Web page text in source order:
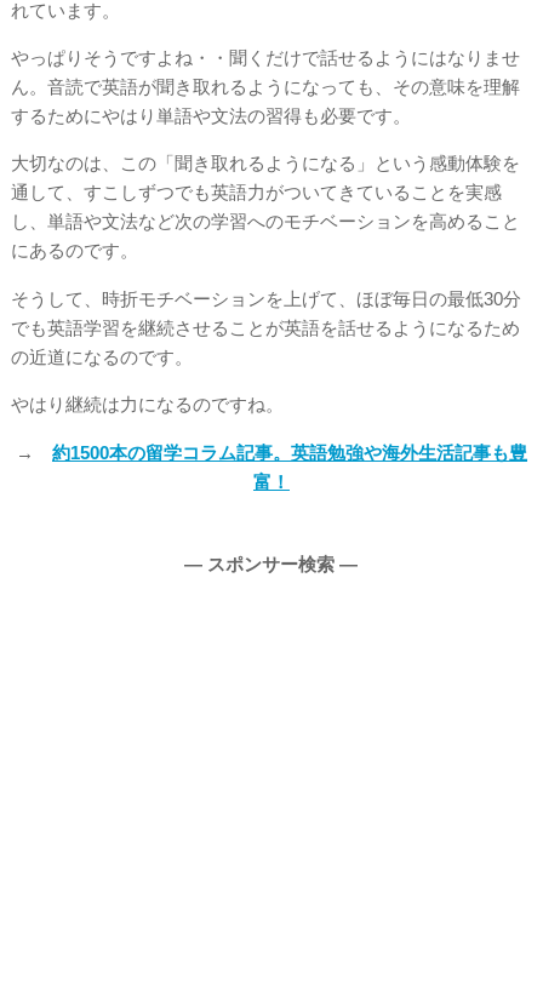
れています。
やっぱりそうですよね・・聞くだけで話せるようにはなりませ
ん。音読で英語が聞き取れるようになっても、その意味を理解
するためにやはり単語や文法の習得も必要です。
大切なのは、この「聞き取れるようになる」という感動体験を
通して、すこしずつでも英語力がついてきていることを実感
し、単語や文法など次の学習へのモチベーションを高めること
にあるのです。
そうして、時折モチベーションを上げて、ほぼ毎日の最低30分
でも英語学習を継続させることが英語を話せるようになるため
の近道になるのです。
やはり継続は力になるのですね。
→ 約1500本の留学コラム記事。英語勉強や海外生活記事も豊
富！
― スポンサー検索 ―